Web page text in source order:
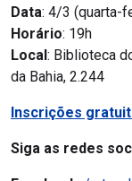
Data: 4/3 (quarta-
Horário: 19h
Local: Biblioteca
da Bahia, 2.244
Inscrições
Siga as redes